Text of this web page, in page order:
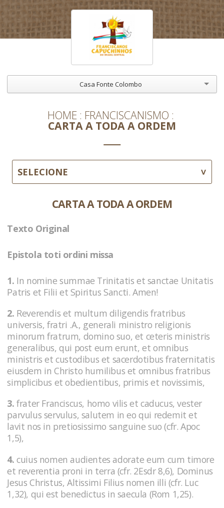
Casa Fonte Colombo
HOME FRANCISCANISMO
CARTA A TODA A ORDEM
SELECIONE
CARTA A TODA A ORDEM
Texto Original
Epistola toti ordini missa
1. In nomine summae Trinitatis et sanctae Unitatis
Patris et Filii et Spiritus Sancti. Amen!
2. Reverendis et multum diligendis fratribus
universis, fratri .A., generali ministro religionis
minorum fratrum, domino suo, et ceteris ministris
generalibus, qui post eum erunt, et omnibus
ministris et custodibus et sacerdotibus fraternitatis
eiusdem in Christo humilibus et omnibus fratribus
simplicibus et obedientibus, primis et novissimis,
3. frater Franciscus, homo vilis et caducus, vester
parvulus servulus, salutem in eo qui redemit et
lavit nos in pretiosissimo sanguine suo (cfr. Apoc
1,5),
4. cuius nomen audientes adorate eum cum timore
et reverentia proni in terra (cfr. 2Esdr 8,6), Dominus
Jesus Christus, Altissimi Filius nomen illi (cfr. Luc
1,32), qui est benedictus in saecula (Rom 1,25).